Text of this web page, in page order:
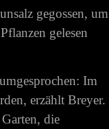
gegossen, um
gelesen
Im
erzählt Breyer.
die